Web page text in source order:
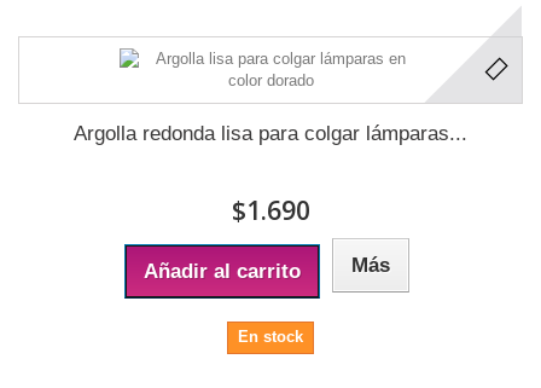
Argolla redonda lisa para colgar lámparas...
$1.690
Añadir al carrito Más
En stock